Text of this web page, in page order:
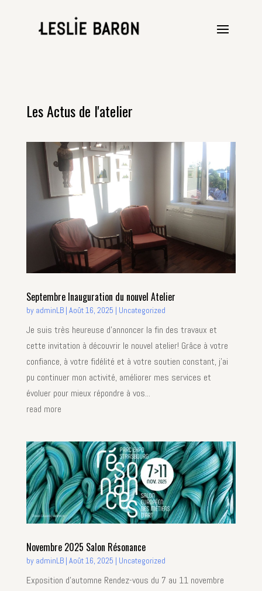
Les Actus de l'atelier
Septembre Inauguration du nouvel Atelier
by adminLB| Août 16, 2025 | Uncategorized
Je suis très heureuse d'annoncer la fin des travaux et
cette invitation à découvrir le nouvel atelier! Grâce à votre
confiance, à votre fidélité et à votre soutien constant, j'ai
pu continuer mon activité, améliorer mes services et
évoluer pour mieux répondre à vos...
read more
Novembre 2025 Salon Résonance
by adminLB| Août 16, 2025 | Uncategorized
Exposition d'automne Rendez-vous du 7 au 11 novembre